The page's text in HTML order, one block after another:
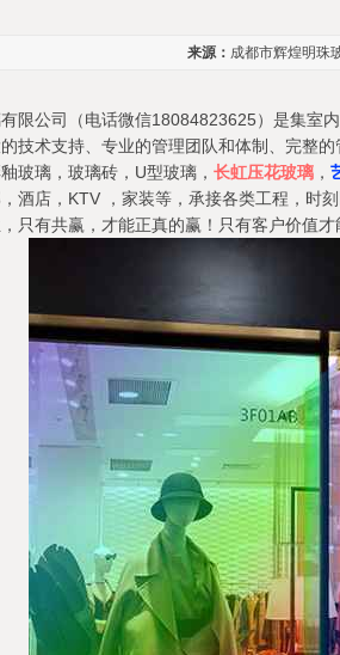
来源： 成都市辉煌明珠
限公司（电话微信18084823625）是集室
技术支持、专业的管理团队和体制、完整
玻璃，玻璃砖，U型玻璃， 长虹压花玻璃 ，
酒店，KTV ，家装等，承接各类工程，时
只有共赢，才能正真的赢！只有客户价值